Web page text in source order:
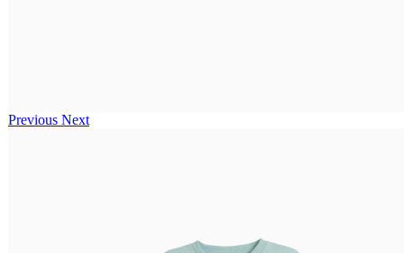
Previous Next